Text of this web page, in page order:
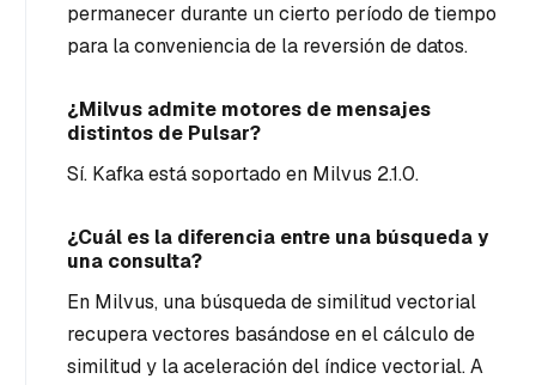
permanecer durante un cierto período de tiempo
para la conveniencia de la reversión de datos.
¿Milvus admite motores de mensajes
distintos de Pulsar?
Sí. Kafka está soportado en Milvus 2.1.0.
¿Cuál es la diferencia entre una búsqueda y
una consulta?
En Milvus, una búsqueda de similitud vectorial
recupera vectores basándose en el cálculo de
similitud y la aceleración del índice vectorial. A